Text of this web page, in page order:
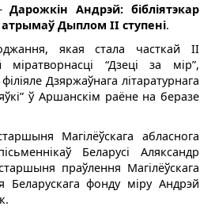
Дарожкін Андрэй: бібліятэкар
атрымаў Дыплом II ступені.
якая стала часткай II
“Дзеці за мір”,
Дзяржаўнага літаратурнага
ў Аршанскім раёне на беразе
Магілёўскага абласнога
Беларусі Аляксандр
праўлення Магілёўскага
Беларускага фонду міру Андрэй